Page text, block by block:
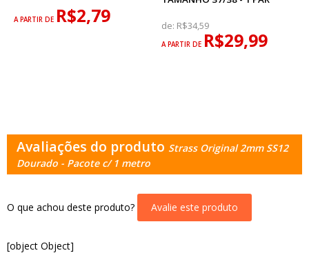
A PARTIR DE R$2,79 de: R$34,59
A PARTIR DE R$29,99
Avaliações do produto Strass Original 2mm SS12
Dourado - Pacote c/ 1 metro
O que achou deste produto? Avalie este produto
[object Object]